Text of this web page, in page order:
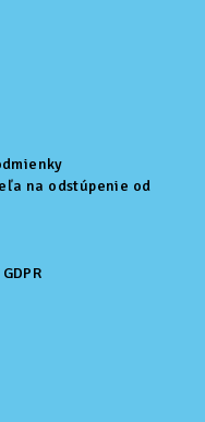
na odstúpenie od